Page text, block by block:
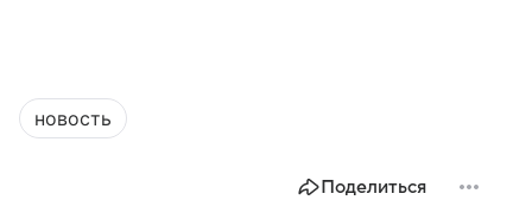
новость
Поделиться